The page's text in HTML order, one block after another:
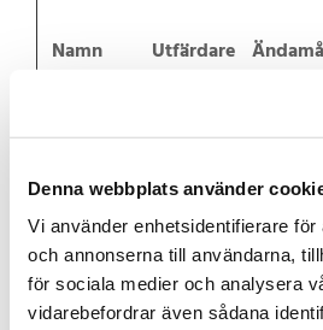
Denna webbplats använder
Vi använder enhetsidentifierare
och annonserna till användarna,
för sociala medier och analysera
vidarebefordrar även sådana
Namn Utfärdare
[x4]
com
site-
assets.cdn
mns.com
This
to
and
make
on the